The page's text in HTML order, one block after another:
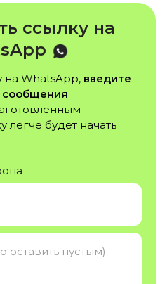
ссылку на
на WhatsApp, введите
сообщения
будет начать